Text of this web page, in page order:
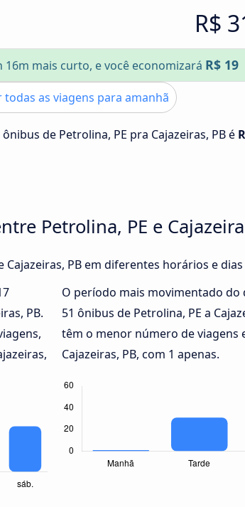
R$
16m mais curto, e você economizará R$ 19
as viagens para amanhã
de Petrolina, PE pra Cajazeiras, PB é
Petrolina, PE e
PB em diferentes horários e
PB.
O período mais movimentado do
51 ônibus de Petrolina, PE a
têm o menor número de viagens
Cajazeiras, PB, com 1 apenas.